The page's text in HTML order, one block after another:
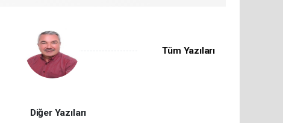
Tüm Yazıları
Diğer Yazıları